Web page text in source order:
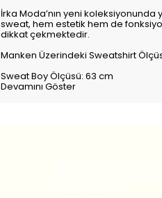
İrka Moda’nın yeni koleksiyonunda
sweat, hem estetik hem de
dikkat çekmektedir.
Manken Üzerindeki Sweatshirt
Sweat Boy Ölçüsü: 63 cm
Devamını Göster